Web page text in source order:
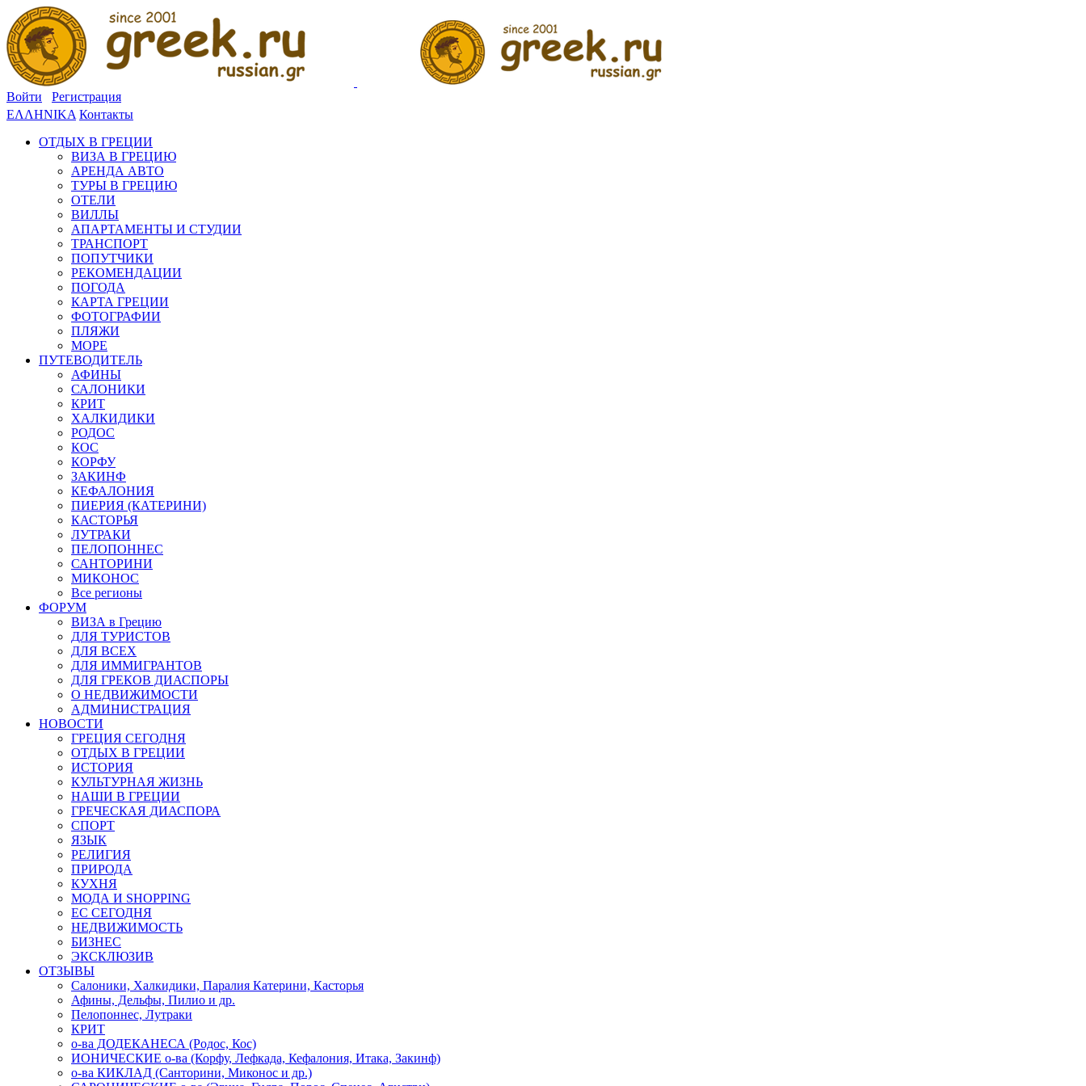
Войти
Регистрация
ΕΛΛΗΝΙΚΑ Контакты
ОТДЫХ В ГРЕЦИИ
ВИЗА В ГРЕЦИЮ
АРЕНДА АВТО
ТУРЫ В ГРЕЦИЮ
ОТЕЛИ
ВИЛЛЫ
АПАРТАМЕНТЫ И СТУДИИ
ТРАНСПОРТ
ПОПУТЧИКИ
РЕКОМЕНДАЦИИ
ПОГОДА
КАРТА ГРЕЦИИ
ФОТОГРАФИИ
ПЛЯЖИ
МОРЕ
ПУТЕВОДИТЕЛЬ
АФИНЫ
САЛОНИКИ
КРИТ
ХАЛКИДИКИ
РОДОС
КОС
КОРФУ
ЗАКИНФ
КЕФАЛОНИЯ
ПИЕРИЯ (КАТЕРИНИ)
КАСТОРЬЯ
ЛУТРАКИ
ПЕЛОПОННЕС
САНТОРИНИ
МИКОНОС
Все регионы
ФОРУМ
ВИЗА в Грецию
ДЛЯ ТУРИСТОВ
ДЛЯ ВСЕХ
ДЛЯ ИММИГРАНТОВ
ДЛЯ ГРЕКОВ ДИАСПОРЫ
О НЕДВИЖИМОСТИ
АДМИНИСТРАЦИЯ
НОВОСТИ
ГРЕЦИЯ СЕГОДНЯ
ОТДЫХ В ГРЕЦИИ
ИСТОРИЯ
КУЛЬТУРНАЯ ЖИЗНЬ
НАШИ В ГРЕЦИИ
ГРЕЧЕСКАЯ ДИАСПОРА
СПОРТ
ЯЗЫК
РЕЛИГИЯ
ПРИРОДА
КУХНЯ
МОДА И SHOPPING
ЕС СЕГОДНЯ
НЕДВИЖИМОСТЬ
БИЗНЕС
ЭКСКЛЮЗИВ
ОТЗЫВЫ
Салоники, Халкидики, Паралия Катерини, Касторья
Афины, Дельфы, Пилио и др.
Пелопоннес, Лутраки
КРИТ
о-ва ДОДЕКАНЕСА (Родос, Кос)
ИОНИЧЕСКИЕ о-ва (Корфу, Лефкада, Кефалония, Итака, Закинф)
о-ва КИКЛАД (Санторини, Миконос и др.)